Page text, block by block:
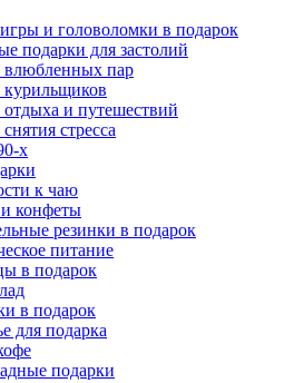
и головоломки в подарок
подарки для застолий
влюбленных пар
и путешествий
стресса
х
к чаю
конфеты
резинки в подарок
питание
в подарок
в подарок
для подарка
подарки